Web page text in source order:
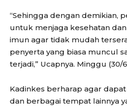
“Sehingga dengan demikian,
untuk menjaga kesehatan
imun agar tidak mudah
penyerta yang biasa muncul
terjadi,” Ucapnya. Minggu (30/
Kadinkes berharap agar
dan berbagai tempat lainnya